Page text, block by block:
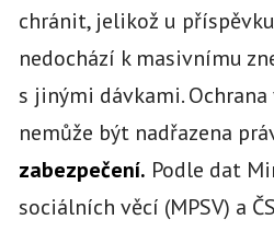
chránit, jelikož u
nedochází k masivnímu
s jinými dávkami.
nemůže být nadřazena
zabezpečení. Podle dat
sociálních věcí (MPSV) a